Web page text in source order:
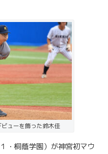
ューを飾った鈴木佳
・桐蔭学園）が神宮初マウ